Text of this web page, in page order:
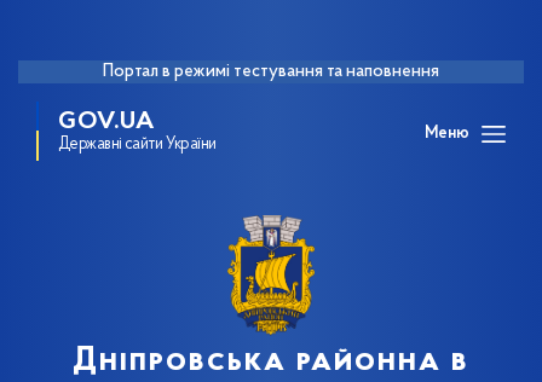
Портал в режимі тестування та наповнення
GOV.UA
Державні сайти України
Меню
Дніпровська районна в